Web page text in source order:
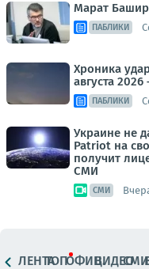
Марат
ПАБЛИКИ
Хроника
августа 2026
ПАБЛИКИ
Украине не
Patriot на
получит
СМИ
СМИ
ЛЕНТАТОПОФИЦ.ВИДЕОСМИ